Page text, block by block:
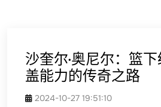
沙奎尔·奥尼尔：篮
盖能力的传奇之路
2024-10-27 19:51:10